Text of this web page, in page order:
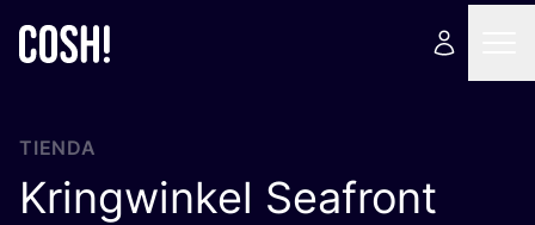
TIENDA
Kringwinkel Seafront